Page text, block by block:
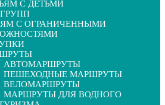
С ДЕТЬМИ
С ОГРАНИЧЕННЫМИ
АВТОМАРШРУТЫ
ПЕШЕХОДНЫЕ МАРШРУТЫ
ВЕЛОМАРШРУТЫ
МАРШРУТЫ ДЛЯ ВОДНОГО